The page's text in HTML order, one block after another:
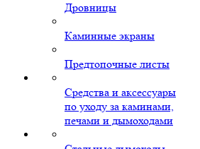
Дровницы
Каминные экраны
Предтопочные листы
Средства и аксессуары
по уходу за каминами,
печами и дымоходами